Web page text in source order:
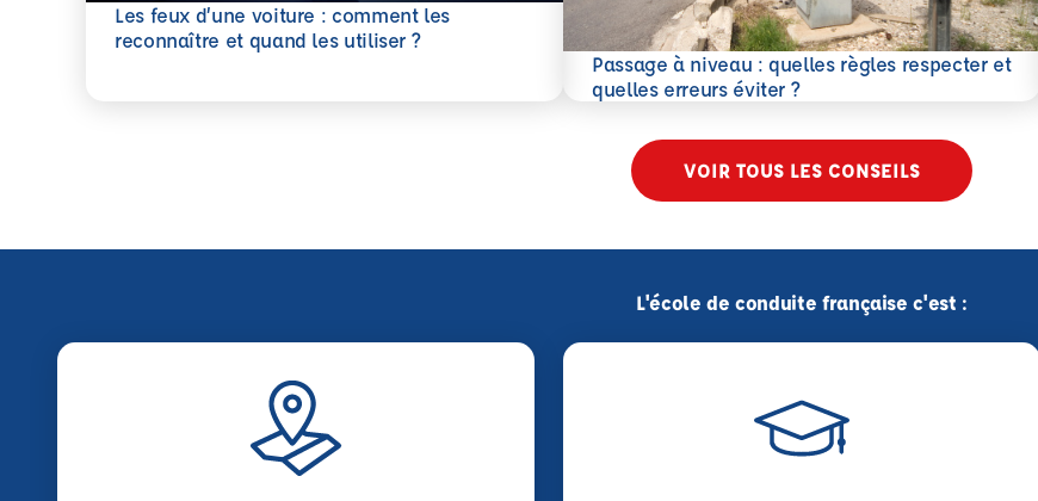
Les feux d’une voiture : comment les
reconnaître et quand les utiliser ?
En savoir plus
Passage à niveau : quelles règles respecter et
quelles erreurs éviter ?
En savoir plus
VOIR TOUS LES CONSEILS
L'école de conduite française c'est :